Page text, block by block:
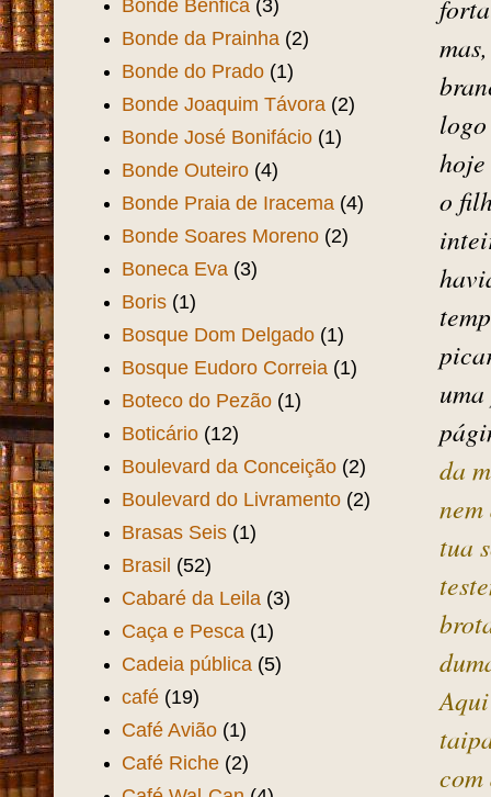
um
hoje
o
da
tua
Bode Ioiô (3)
Bom Jardim (3)
Bombeiros (1)
bonde (45)
Bonde Alagadiço (2)
Bonde Benfica (3)
Bonde da Prainha (2)
Bonde do Prado (1)
Bonde Joaquim Távora
Bonde José Bonifácio
Bonde Outeiro (4)
Bonde Praia de Iracema (4)
Bonde Soares Moreno
Boneca Eva (3)
Boris (1)
Bosque Dom Delgado (1)
Bosque Eudoro Correia
Boteco do Pezão
Boticário (12)
Boulevard da Conceição
Boulevard do Livramento
Brasas Seis
Brasil (52)
Cabaré da Leila